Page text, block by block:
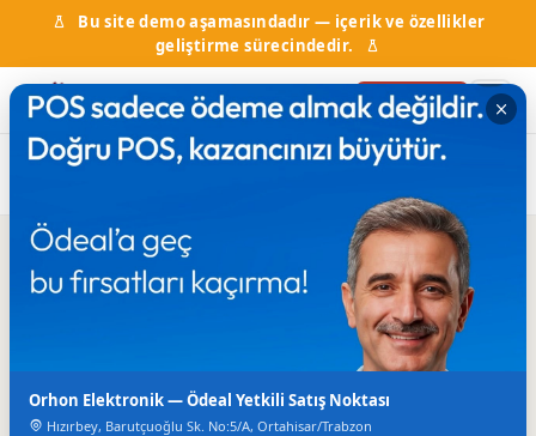
Bu site demo aşamasındadır — içerik ve özellikler
geliştirme sürecindedir.
Firma Ekle
Ana Sayfa Firma Rehberi
326 64 55 (6 hat)
Orhon Elektronik — Ödeal Yetkili Satış Noktası
Hızırbey, Barutçuoğlu Sk. No:5/A, Ortahisar/Trabzon